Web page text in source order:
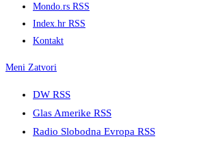
Mondo.rs RSS
Index.hr RSS
Kontakt
Meni Zatvori
DW RSS
Glas Amerike RSS
Radio Slobodna Evropa RSS